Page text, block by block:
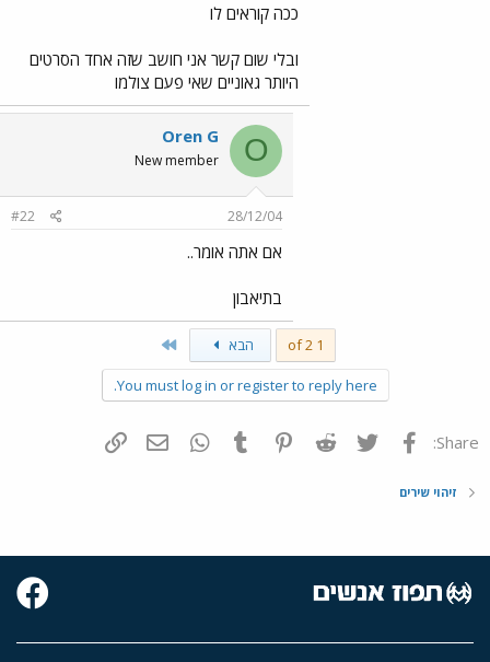
ככה קוראים לו
ובלי שום קשר אני חושב שזה אחד הסרטים
היותר גאוניים שאי פעם צולמו
O
Oren G
New member
28/12/04
#22
אם אתה אומר..
בתיאבון
1 of 2 הבא
You must log in or register to reply here.
Share: פייסבוק Twitter
Reddit
Pinterest
Tumblr
WhatsAppדואר אלקטרוני
זיהוי שירים